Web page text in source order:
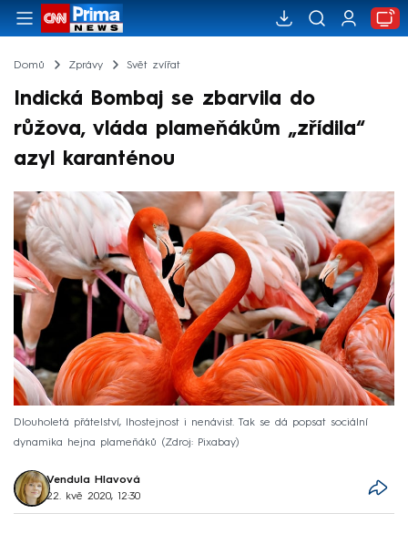
Domů Zprávy Svět zvířat
Indická Bombaj se zbarvila do
růžova, vláda plameňákům „zřídila“
azyl karanténou
Dlouholetá přátelství, lhostejnost i nenávist. Tak se dá popsat sociální
dynamika hejna plameňáků
Zdroj: Pixabay
Vendula Hlavová
22. kvě 2020, 12:30